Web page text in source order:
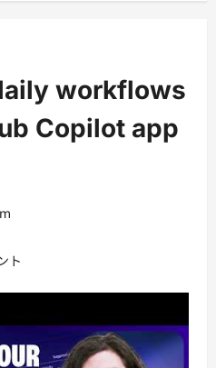
workflows
Copilot app
ト